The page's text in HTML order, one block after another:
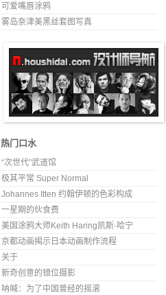
可爱嘴唇涂鸦
雾岛奈津美黑丝套图写真
热门口水
“次世代”武道馆
极其平常 Super Normal
Johannes Itten 约翰伊顿的色彩构成
一星期的伙食费
美国涂鸦大师Keith Haring凯斯·哈宁
京都动画揭示日本动画制作流程
关于
新奇创意的错位摄影
呐喊：为了中国曾经的摇滚